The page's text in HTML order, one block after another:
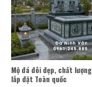
Mộ đá đôi đẹp, chất
lắp đặt Toàn quốc